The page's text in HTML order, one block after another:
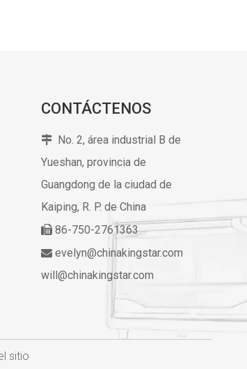
CONTÁCTENOS
 No. 2, área industrial B de
Yueshan, provincia de
Guangdong de la ciudad de
Kaiping, R. P. de China
86-750-2761363
 evelyn@chinakingstar.com
will@chinakingstar.com
sitio